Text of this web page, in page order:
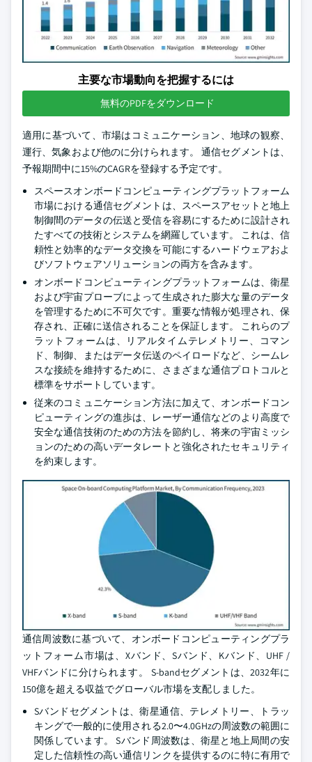
主要な市場動向を把握するには
無料のPDFをダウンロード
適用に基づいて、市場はコミュニケーション、地球の観察、
運行、気象および他のに分けられます。 通信セグメントは、
予報期間中に15%のCAGRを登録する予定です。
スペースオンボードコンピューティングプラットフォーム
市場における通信セグメントは、スペースアセットと地上
制御間のデータの伝送と受信を容易にするために設計され
たすべての技術とシステムを網羅しています。 これは、信
頼性と効率的なデータ交換を可能にするハードウェアおよ
びソフトウェアソリューションの両方を含みます。
オンボードコンピューティングプラットフォームは、衛星
および宇宙プローブによって生成された膨大な量のデータ
を管理するために不可欠です。重要な情報が処理され、保
存され、正確に送信されることを保証します。 これらのプ
ラットフォームは、リアルタイムテレメトリー、コマン
ド、制御、またはデータ伝送のペイロードなど、シームレ
スな接続を維持するために、さまざまな通信プロトコルと
標準をサポートしています。
従来のコミュニケーション方法に加えて、オンボードコン
ピューティングの進歩は、レーザー通信などのより高度で
安全な通信技術のための方法を節約し、将来の宇宙ミッシ
ョンのための高いデータレートと強化されたセキュリティ
を約束します。
通信周波数に基づいて、オンボードコンピューティングプラ
ットフォーム市場は、Xバンド、Sバンド、Kバンド、UHF /
VHFバンドに分けられます。 S-bandセグメントは、2032年に
150億を超える収益でグローバル市場を支配しました。
Sバンドセグメントは、衛星通信、テレメトリー、トラッ
キングで一般的に使用される2.0〜4.0GHzの周波数の範囲に
関係しています。 Sバンド周波数は、衛星と地上局間の安
定した信頼性の高い通信リンクを提供するのに特に有用で